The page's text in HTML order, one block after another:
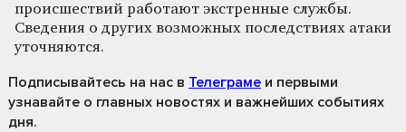
происшествий работают экстренные службы.
Сведения о других возможных последствиях атаки
уточняются.
Подписывайтесь на нас в Телеграме и первыми
узнавайте о главных новостях и важнейших событиях
дня.